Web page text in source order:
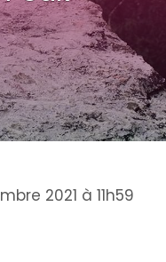
2021 à 11h59